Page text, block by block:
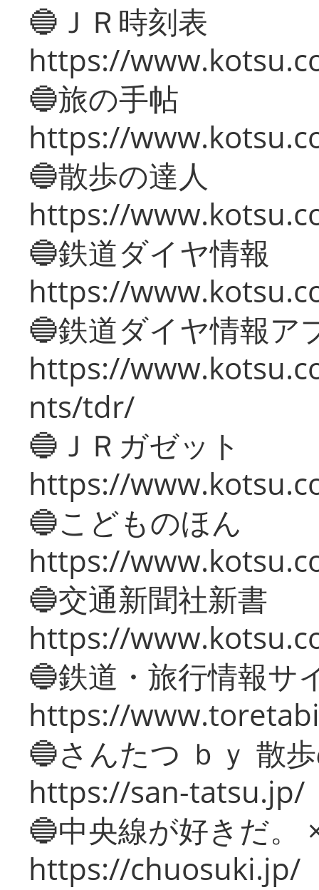
🔵ＪＲ時刻表
https://
🔵旅の手帖
https://
🔵散歩の達人
https://
🔵鉄道ダイヤ情報
https://
🔵鉄道ダイヤ情報ア
https://
nts/tdr/
🔵ＪＲガゼット
https://
🔵こどものほん
https://
🔵交通新聞社新書
https://
🔵鉄道・旅行情報サ
https://
🔵さんたつ ｂｙ 散
https://san-tatsu.jp/
🔵中央線が好きだ。
https://chuosuki.jp/